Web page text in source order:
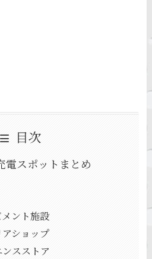
目次
電スポットまとめ
ント施設
ショップ
スストア